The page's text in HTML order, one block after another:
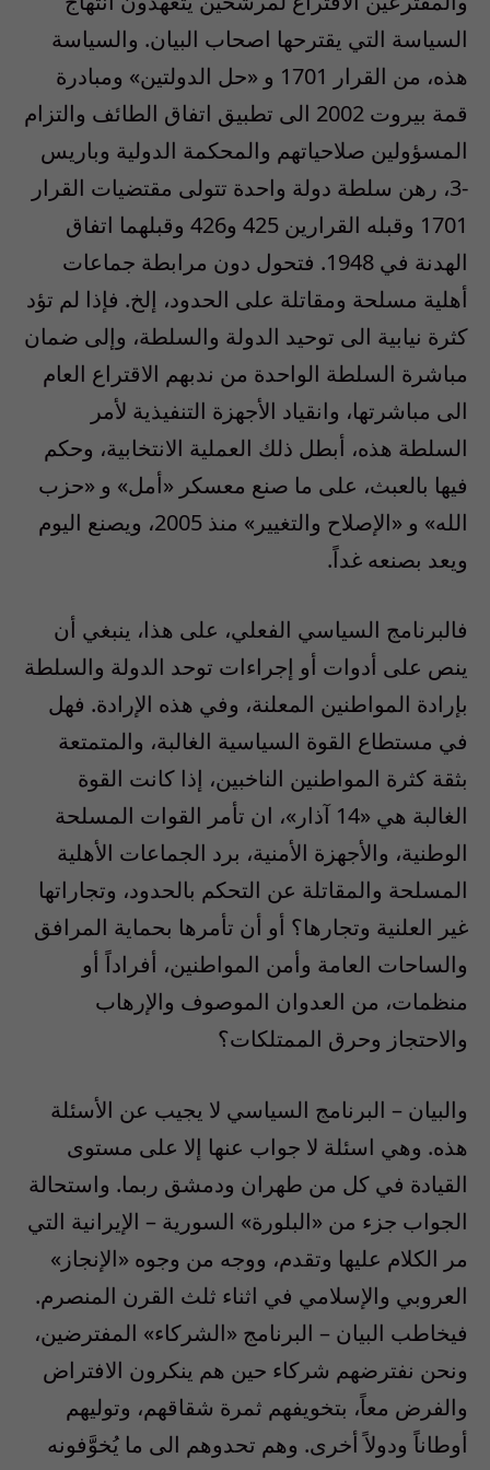
السياسة التي يقترحها اصحاب البيان. والسياسة
هذه، من القرار 1701 و «حل الدولتين» ومبادرة
قمة بيروت 2002 الى تطبيق اتفاق الطائف والتزام
المسؤولين صلاحياتهم والمحكمة الدولية وباريس
-3، رهن سلطة دولة واحدة تتولى مقتضيات القرار
1701 وقبله القرارين 425 و426 وقبلهما اتفاق
الهدنة في 1948. فتحول دون مرابطة جماعات
أهلية مسلحة ومقاتلة على الحدود، إلخ. فإذا لم تؤد
كثرة نيابية الى توحيد الدولة والسلطة، وإلى ضمان
مباشرة السلطة الواحدة من ندبهم الاقتراع العام
الى مباشرتها، وانقياد الأجهزة التنفيذية لأمر
السلطة هذه، أبطل ذلك العملية الانتخابية، وحكم
فيها بالعبث، على ما صنع معسكر «أمل» و «حزب
الله» و «الإصلاح والتغيير» منذ 2005، ويصنع اليوم
ويعد بصنعه غداً.
فالبرنامج السياسي الفعلي، على هذا، ينبغي أن
ينص على أدوات أو إجراءات توحد الدولة والسلطة
بإرادة المواطنين المعلنة، وفي هذه الإرادة. فهل
في مستطاع القوة السياسية الغالبة، والمتمتعة
بثقة كثرة المواطنين الناخبين، إذا كانت القوة
الغالبة هي «14 آذار»، ان تأمر القوات المسلحة
الوطنية، والأجهزة الأمنية، برد الجماعات الأهلية
المسلحة والمقاتلة عن التحكم بالحدود، وتجاراتها
غير العلنية وتجارها؟ أو أن تأمرها بحماية المرافق
والساحات العامة وأمن المواطنين، أفراداً أو
منظمات، من العدوان الموصوف والإرهاب
والاحتجاز وحرق الممتلكات؟
والبيان – البرنامج السياسي لا يجيب عن الأسئلة
هذه. وهي اسئلة لا جواب عنها إلا على مستوى
القيادة في كل من طهران ودمشق ربما. واستحالة
الجواب جزء من «البلورة» السورية – الإيرانية التي
مر الكلام عليها وتقدم، ووجه من وجوه «الإنجاز»
العروبي والإسلامي في اثناء ثلث القرن المنصرم.
فيخاطب البيان – البرنامج «الشركاء» المفترضين،
ونحن نفترضهم شركاء حين هم ينكرون الافتراض
والفرض معاً، بتخويفهم ثمرة شقاقهم، وتوليهم
أوطاناً ودولاً أخرى. وهم تحدوهم الى ما يُخوَّفونه